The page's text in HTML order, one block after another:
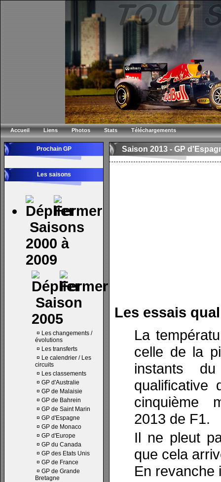
Accueil Liens Photos Stats Téléchargements
Prochain GP
Les saisons
Saisons
2000 à
2009
Saison
2005
¤ Les changements /
évolutions
¤ Les transferts
¤ Le calendrier / Les
circuits
¤ Les classements
¤ GP d'Australie
¤ GP de Malaisie
¤ GP de Bahrein
¤ GP de Saint Marin
¤ GP d'Espagne
¤ GP de Monaco
¤ GP d'Europe
¤ GP du Canada
¤ GP des Etats Unis
¤ GP de France
¤ GP de Grande
Bretagne
Saison 2013 - GP
Les essais
La
celle de la
instants
qualificative
cinquième
2013 de F1.
Il ne pleut
que cela
En revanche